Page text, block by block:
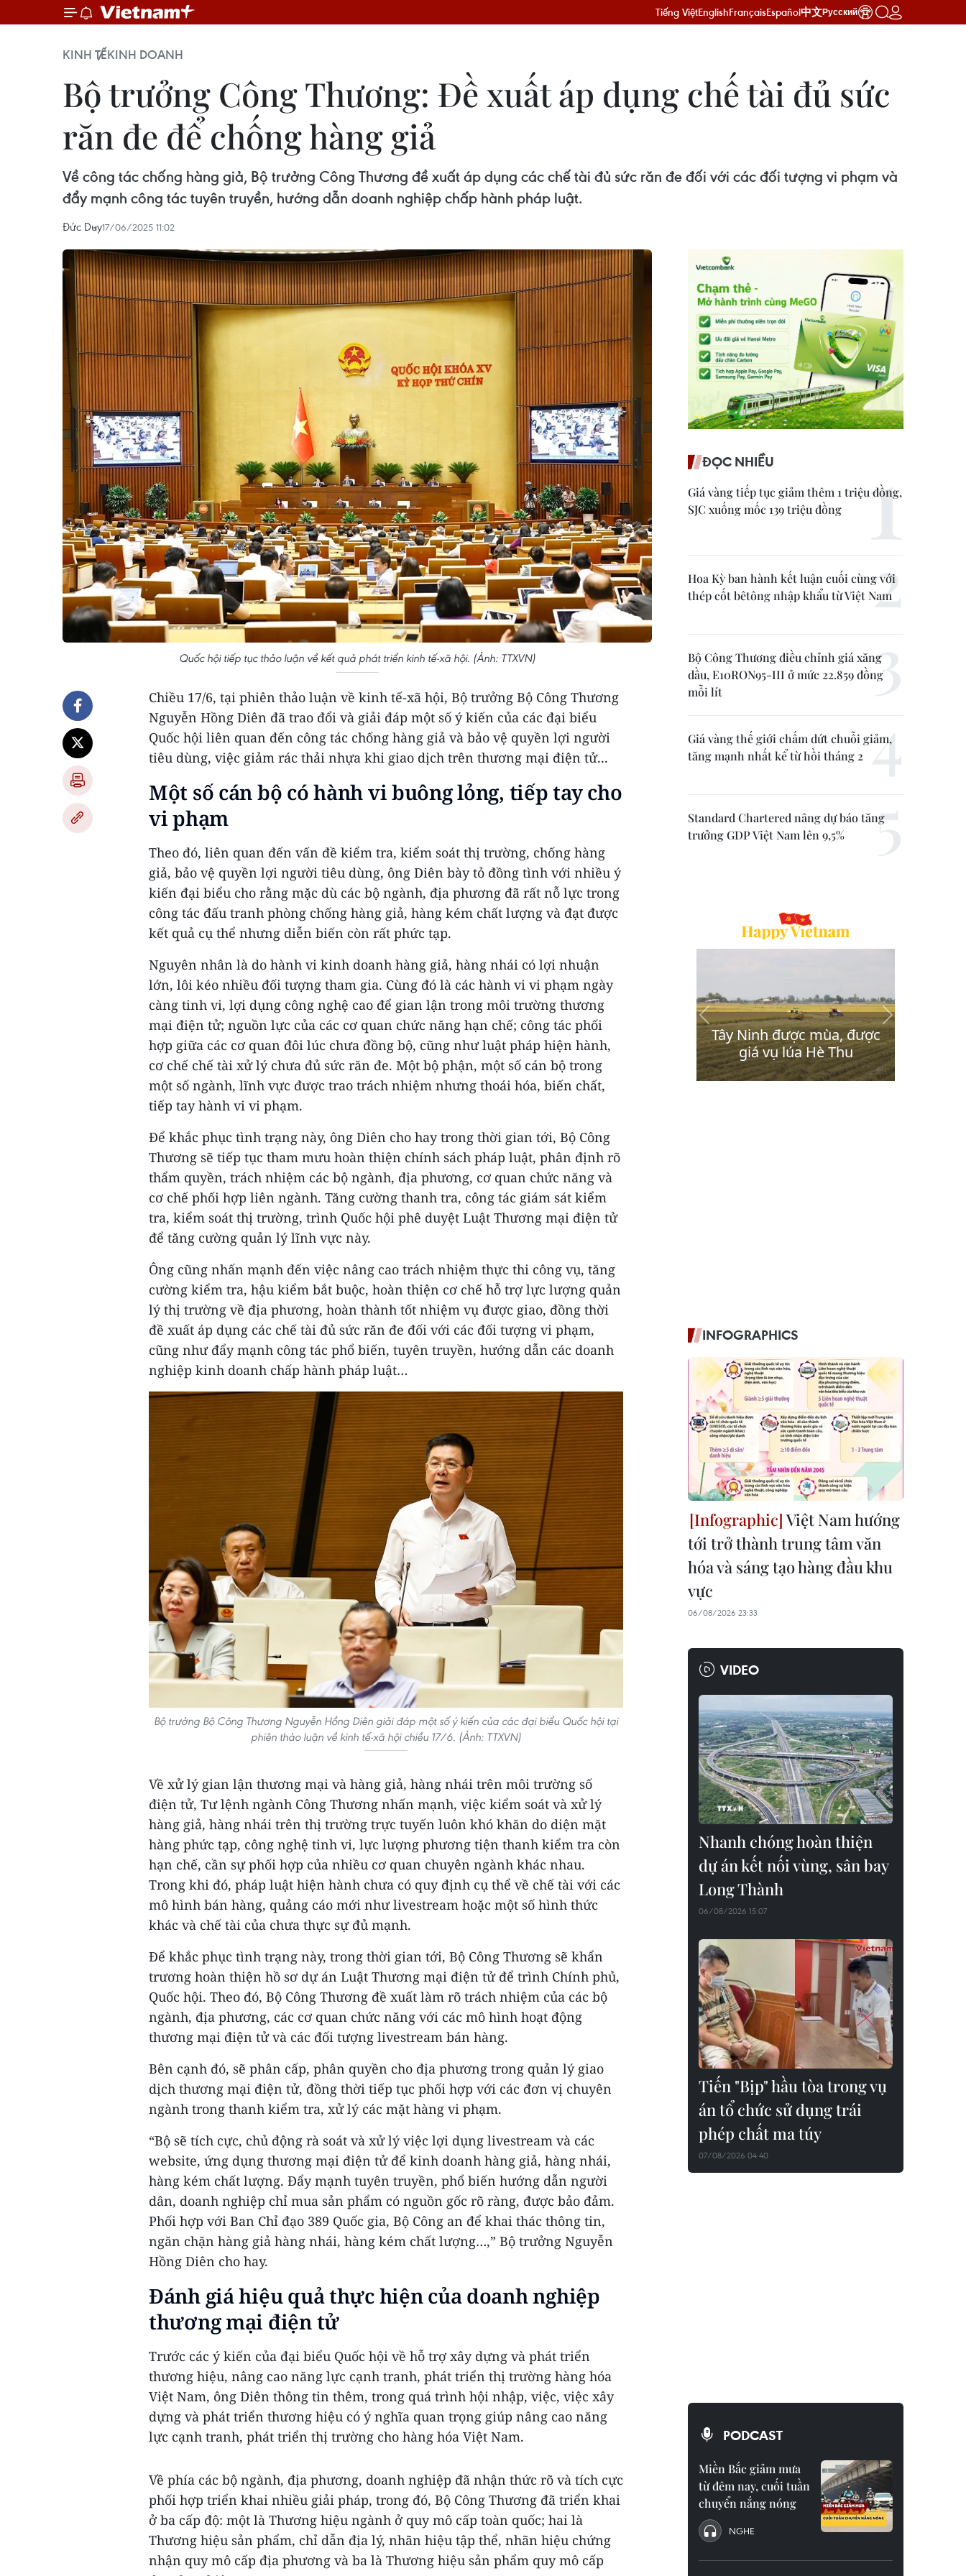
Tiếng ViệtEnglishFrançaisEspañol中文Русский
KINH TẾKINH DOANH
Bộ trưởng Công Thương: Đề xuất áp dụng chế tài đủ sức
răn đe để chống hàng giả
Về công tác chống hàng giả, Bộ trưởng Công Thương đề xuất áp dụng các chế tài đủ sức răn đe đối với các đối tượng vi phạm và
đẩy mạnh công tác tuyên truyền, hướng dẫn doanh nghiệp chấp hành pháp luật.
Đức Duy17/06/2025 11:02
Quốc hội tiếp tục thảo luận về kết quả phát triển kinh tế-xã hội. (Ảnh: TTXVN)
Chiều 17/6, tại phiên thảo luận về kinh tế-xã hội, Bộ trưởng Bộ Công Thương
Nguyễn Hồng Diên đã trao đổi và giải đáp một số ý kiến của các đại biểu
Quốc hội liên quan đến công tác chống hàng giả và bảo vệ quyền lợi người
tiêu dùng, việc giảm rác thải nhựa khi giao dịch trên thương mại điện tử...
Một số cán bộ có hành vi buông lỏng, tiếp tay cho
vi phạm
Theo đó, liên quan đến vấn đề kiểm tra, kiểm soát thị trường, chống hàng
giả, bảo vệ quyền lợi người tiêu dùng, ông Diên bày tỏ đồng tình với nhiều ý
kiến đại biểu cho rằng mặc dù các bộ ngành, địa phương đã rất nỗ lực trong
công tác đấu tranh phòng chống hàng giả, hàng kém chất lượng và đạt được
kết quả cụ thể nhưng diễn biến còn rất phức tạp.
Nguyên nhân là do hành vi kinh doanh hàng giả, hàng nhái có lợi nhuận
lớn, lôi kéo nhiều đối tượng tham gia. Cùng đó là các hành vi vi phạm ngày
càng tinh vi, lợi dụng công nghệ cao để gian lận trong môi trường thương
mại điện tử; nguồn lực của các cơ quan chức năng hạn chế; công tác phối
hợp giữa các cơ quan đôi lúc chưa đồng bộ, cũng như luật pháp hiện hành,
cơ chế chế tài xử lý chưa đủ sức răn đe. Một bộ phận, một số cán bộ trong
một số ngành, lĩnh vực được trao trách nhiệm nhưng thoái hóa, biến chất,
tiếp tay hành vi vi phạm.
Để khắc phục tình trạng này, ông Diên cho hay trong thời gian tới, Bộ Công
Thương sẽ tiếp tục tham mưu hoàn thiện chính sách pháp luật, phân định rõ
thẩm quyền, trách nhiệm các bộ ngành, địa phương, cơ quan chức năng và
cơ chế phối hợp liên ngành. Tăng cường thanh tra, công tác giám sát kiểm
tra, kiểm soát thị trường, trình Quốc hội phê duyệt Luật Thương mại điện tử
để tăng cường quản lý lĩnh vực này.
Ông cũng nhấn mạnh đến việc nâng cao trách nhiệm thực thi công vụ, tăng
cường kiểm tra, hậu kiểm bắt buộc, hoàn thiện cơ chế hỗ trợ lực lượng quản
lý thị trường về địa phương, hoàn thành tốt nhiệm vụ được giao, đồng thời
đề xuất áp dụng các chế tài đủ sức răn đe đối với các đối tượng vi phạm,
cũng như đẩy mạnh công tác phổ biến, tuyên truyền, hướng dẫn các doanh
nghiệp kinh doanh chấp hành pháp luật…
Bộ trưởng Bộ Công Thương Nguyễn Hồng Diên giải đáp một số ý kiến của các đại biểu Quốc hội tại
phiên thảo luận về kinh tế-xã hội chiều 17/6. (Ảnh: TTXVN)
Về xử lý gian lận thương mại và hàng giả, hàng nhái trên môi trường số
điện tử, Tư lệnh ngành Công Thương nhấn mạnh, việc kiểm soát và xử lý
hàng giả, hàng nhái trên thị trường trực tuyến luôn khó khăn do diện mặt
hàng phức tạp, công nghệ tinh vi, lực lượng phương tiện thanh kiểm tra còn
hạn chế, cần sự phối hợp của nhiều cơ quan chuyên ngành khác nhau.
Trong khi đó, pháp luật hiện hành chưa có quy định cụ thể về chế tài với các
mô hình bán hàng, quảng cáo mới như livestream hoặc một số hình thức
khác và chế tài của chưa thực sự đủ mạnh.
Để khắc phục tình trạng này, trong thời gian tới, Bộ Công Thương sẽ khẩn
trương hoàn thiện hồ sơ dự án Luật Thương mại điện tử để trình Chính phủ,
Quốc hội. Theo đó, Bộ Công Thương đề xuất làm rõ trách nhiệm của các bộ
ngành, địa phương, các cơ quan chức năng với các mô hình hoạt động
thương mại điện tử và các đối tượng livestream bán hàng.
Bên cạnh đó, sẽ phân cấp, phân quyền cho địa phương trong quản lý giao
dịch thương mại điện tử, đồng thời tiếp tục phối hợp với các đơn vị chuyên
ngành trong thanh kiểm tra, xử lý các mặt hàng vi phạm.
“Bộ sẽ tích cực, chủ động rà soát và xử lý việc lợi dụng livestream và các
website, ứng dụng thương mại điện tử để kinh doanh hàng giả, hàng nhái,
hàng kém chất lượng. Đẩy mạnh tuyên truyền, phổ biến hướng dẫn người
dân, doanh nghiệp chỉ mua sản phẩm có nguồn gốc rõ ràng, được bảo đảm.
Phối hợp với Ban Chỉ đạo 389 Quốc gia, Bộ Công an để khai thác thông tin,
ngăn chặn hàng giả hàng nhái, hàng kém chất lượng…,” Bộ trưởng Nguyễn
Hồng Diên cho hay.
Đánh giá hiệu quả thực hiện của doanh nghiệp
thương mại điện tử
Trước các ý kiến của đại biểu Quốc hội về hỗ trợ xây dựng và phát triển
thương hiệu, nâng cao năng lực cạnh tranh, phát triển thị trường hàng hóa
Việt Nam, ông Diên thông tin thêm, trong quá trình hội nhập, việc, việc xây
dựng và phát triển thương hiệu có ý nghĩa quan trọng giúp nâng cao năng
lực cạnh tranh, phát triển thị trường cho hàng hóa Việt Nam.
Về phía các bộ ngành, địa phương, doanh nghiệp đã nhận thức rõ và tích cực
phối hợp triển khai nhiều giải pháp, trong đó, Bộ Công Thương đã triển khai
ở ba cấp độ: một là Thương hiệu ngành ở quy mô cấp toàn quốc; hai là
Thương hiệu sản phẩm, chỉ dẫn địa lý, nhãn hiệu tập thể, nhãn hiệu chứng
nhận quy mô cấp địa phương và ba là Thương hiệu sản phẩm quy mô cấp
ĐỌC NHIỀU
Giá vàng tiếp tục giảm thêm 1 triệu đồng,
SJC xuống mốc 139 triệu đồng
Hoa Kỳ ban hành kết luận cuối cùng với
thép cốt bêtông nhập khẩu từ Việt Nam
Bộ Công Thương điều chỉnh giá xăng
dầu, E10RON95-III ở mức 22.859 đồng
mỗi lít
Giá vàng thế giới chấm dứt chuỗi giảm,
tăng mạnh nhất kể từ hồi tháng 2
Standard Chartered nâng dự báo tăng
trưởng GDP Việt Nam lên 9,5%
INFOGRAPHICS
Việt Nam hướng
tới trở thành trung tâm văn
hóa và sáng tạo hàng đầu khu
vực
06/08/2026 23:33
VIDEO
Nhanh chóng hoàn thiện
dự án kết nối vùng, sân bay
Long Thành
06/08/2026 15:07
Tiến "Bịp" hầu tòa trong vụ
án tổ chức sử dụng trái
phép chất ma túy
07/08/2026 04:40
PODCAST
Miền Bắc giảm mưa
từ đêm nay, cuối tuần
chuyển nắng nóng
NGHE